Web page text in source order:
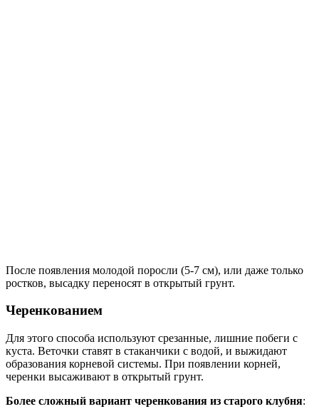
После появления молодой поросли (5-7 см), или даже только
ростков, высадку переносят в открытый грунт.
Черенкованием
Для этого способа используют срезанные, лишние побеги с
куста. Веточки ставят в стаканчики с водой, и выжидают
образования корневой системы. При появлении корней,
черенки высаживают в открытый грунт.
Более сложный вариант черенкования из старого клубня: